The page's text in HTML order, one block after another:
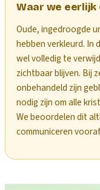
Waar we eerlijk
Oude, ingedroogde
hebben verkleurd. In
wel volledig te
zichtbaar blijven. Bij
onbehandeld zijn
nodig zijn om alle
We beoordelen dit
communiceren